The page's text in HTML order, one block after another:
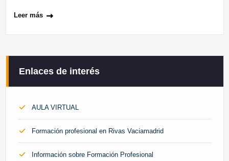
Leer más
Enlaces de interés
AULA VIRTUAL
Formación profesional en Rivas Vaciamadrid
Información sobre Formación Profesional